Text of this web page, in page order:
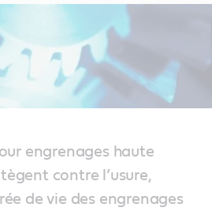
engrenages haute
contre l’usure,
de vie des engrenages